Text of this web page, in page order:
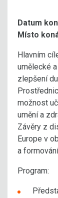
Datum
Místo
Hlavním
umělecké
zlepšení
možnost
umění a
Závěry z
Europe v
a
Program: